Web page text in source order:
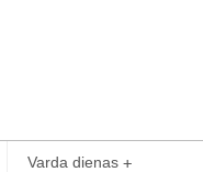
Varda dienas